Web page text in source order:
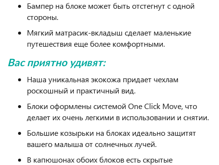
Бампер на блоке может быть отстегнут с одной
стороны.
Мягкий матрасик-вкладыш сделает маленькие
путешествия еще более комфортными.
Вас приятно удивят:
Наша уникальная экокожа придает чехлам
роскошный и практичный вид.
Блоки оформлены системой One Click Move, что
делает их очень легкими в использовании и снятии.
Большие козырьки на блоках идеально защитят
вашего малыша от солнечных лучей.
В капюшонах обоих блоков есть скрытые